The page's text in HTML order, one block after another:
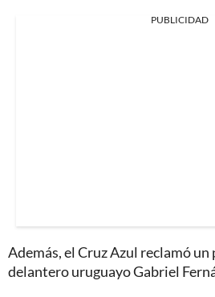
PUBLICIDAD
Además, el Cruz Azul reclamó
delantero uruguayo Gabriel